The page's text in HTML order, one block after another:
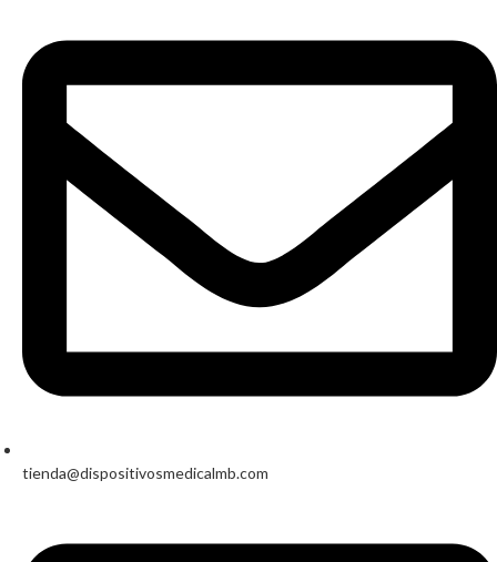
tienda@dispositivosmedicalmb.com